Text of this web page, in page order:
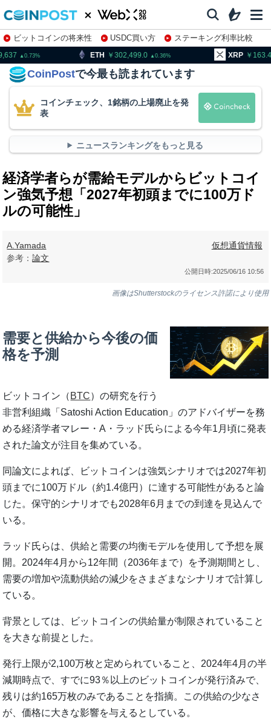
ビットコインの将来性 USDC買い方
ステーキング利率比較
株特集・関連銘柄
302,499.0 XRP 163.44
CoinPostで今最も読まれています
コインチェック、1銘柄の上場廃止を発
表
ニュースランキングをもっと見る
経済学者らが需給モデルからビットコイ
ン強気予想「2027年初頭までに100万ド
ルの可能性」
A.Yamada
参考：論文
仮想通貨情報
公開日時:2025/06/16 10:56
画像はShutterstockのライセンス許諾により使用
需要と供給から今後の価
格を予測
ビットコイン（ BTC）の研究を行う
非営利組織「Satoshi Action Education」のアドバイザーを務
める経済学者マレー・A・ラッド氏らによる今年1月頃に発表
された論文が注目を集めている。
同論文によれば、ビットコインは強気シナリオでは2027年初
頭までに100万ドル（約1.4億円）に達する可能性があると論
じた。保守的シナリオでも2028年6月までの到達を見込んで
いる。
ラッド氏らは、供給と需要の均衡モデルを使用して予想を展
開。2024年4月から12年間（2036年まで）を予測期間とし、
需要の増加や流動供給の減少をさまざまなシナリオで計算し
ている。
背景としては、ビットコインの供給量が制限されていること
を大きな前提とした。
発行上限が2,100万枚と定められていること、2024年4月の半
減期時点で、すでに93％以上のビットコインが発行済みで、
残りは約165万枚のみであることを指摘。この供給の少なさ
が、価格に大きな影響を与えるとしている。